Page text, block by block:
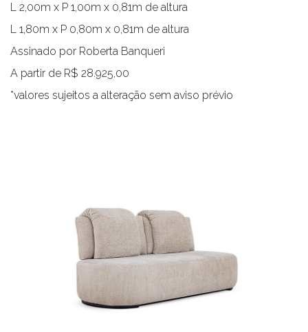
Cadeiras com braço
Cadeiras sem braço
Chaises
Carro Bar
Puffs
Sofás
L 2,00m x P 1,00m x 0,81m de altura
L 1,80m x P 0,80m x 0,81m de altura
Assinado por Roberta Banqueri
A partir de R$ 28.925,00
*valores sujeitos a alteração sem aviso prévio